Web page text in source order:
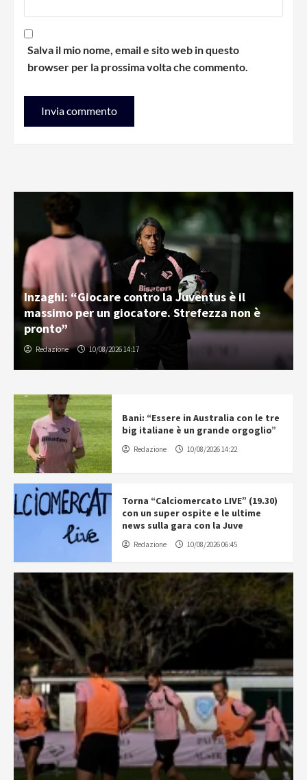
Salva il mio nome, email e sito web in questo
browser per la prossima volta che commento.
Inzaghi: “Giocare contro la Juventus è il
massimo per un giocatore. Strefezza non è
pronto”
Redazione 10/08/2026 14:17
Bani: “Essere in Australia con le tre
big italiane è un grande orgoglio”
Redazione 10/08/2026 14:22
Torna “Calciomercato LIVE” (19.30)
con un super ospite e le ultime
news sulla gara con la Juve
Redazione 10/08/2026 06:45